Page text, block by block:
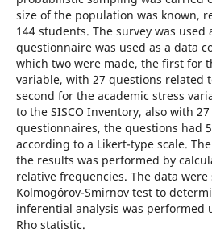
size of the population was known,
144 students. The survey was
questionnaire was used as a data
which two were made, the first for
variable, with 27 questions related
second for the academic stress
to the SISCO Inventory, also with
questionnaires, the questions had
according to a Likert-type scale.
the results was performed by
relative frequencies. The data
Kolmogórov-Smirnov test to
inferential analysis was performed
Rho statistic.